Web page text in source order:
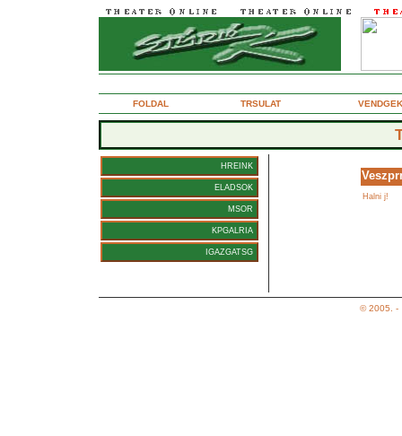
FOLDAL
TRSULAT VENDGEK
HREINK
ELADSOK
MSOR
KPGALRIA
IGAZGATSG
Halni j!
© 2005. -